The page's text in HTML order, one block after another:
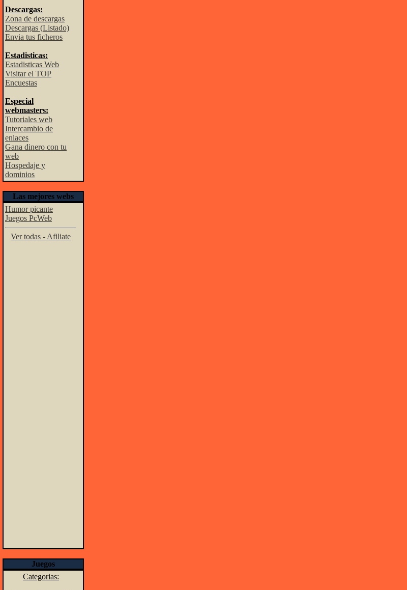
Descargas:
Zona de descargas
Descargas (Listado)
Envia tus ficheros
Estadisticas:
Estadisticas Web
Visitar el TOP
Encuestas
Especial
webmasters:
Tutoriales web
Intercambio de
enlaces
Gana dinero con tu
web
Hospedaje y
dominios
Las mejores webs
Humor picante
Juegos PcWeb
Ver todas - Afiliate
Juegos
Categorias: